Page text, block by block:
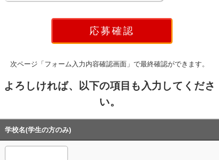
次ページ「フォーム入力内容確認画面」で最終確認ができます。
よろしければ、以下の項目も入力してくださ
い。
学校名(学生の方のみ)